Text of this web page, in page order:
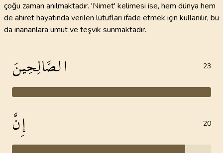
çoğu zaman anılmaktadır. 'Nimet' kelimesi ise, hem dünya hem
de ahiret hayatında verilen lütufları ifade etmek için kullanılır, bu
da inananlara umut ve teşvik sunmaktadır.
الصَّالِحِينَ 23
إِنَّ 20